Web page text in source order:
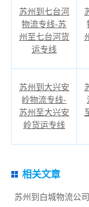
苏州到七台河
物流专线-苏
州至七台河货
运专线
苏州到大兴安
岭物流专线-
苏州至大兴安
岭货运专线
相关文章
苏州到白城物流公